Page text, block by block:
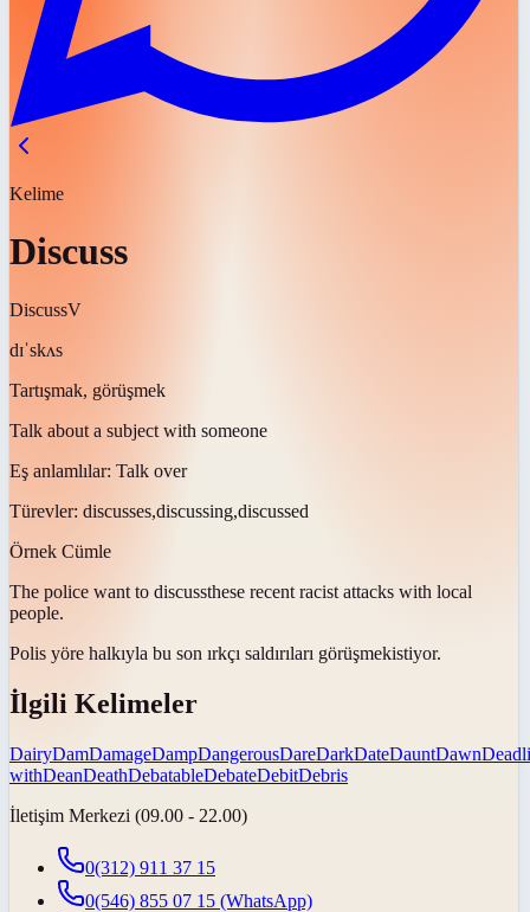
Kelime
Discuss
DiscussV
dɪˈskʌs
Tartışmak, görüşmek
Talk about a subject with someone
Eş anlamlılar: Talk over
Türevler: discusses,discussing,discussed
Örnek Cümle
The police want to discussthese recent racist attacks with local
people.
Polis yöre halkıyla bu son ırkçı saldırıları görüşmekistiyor.
İlgili Kelimeler
DairyDamDamageDampDangerousDareDarkDateDauntDawn
withDeanDeathDebatableDebateDebitDebris
İletişim Merkezi (09.00 - 22.00)
0(312) 911 37 15
0(546) 855 07 15 (WhatsApp)